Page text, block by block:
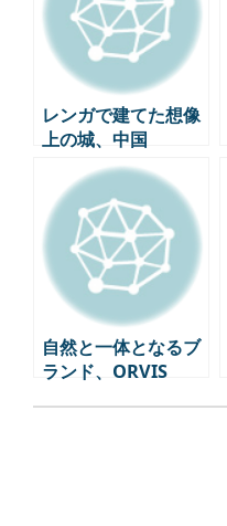
レンガで建てた想像
上の城、中国
「Zhongshuge天津
書店の空間デザイン
自然と一体となるブ
ランド、ORVIS